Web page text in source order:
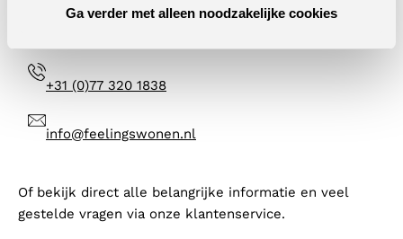
Ga verder met alleen noodzakelijke cookies
+31 (0)77 320 1838
info@feelingswonen.nl
Of bekijk direct alle belangrijke informatie en veel
gestelde vragen via onze klantenservice.